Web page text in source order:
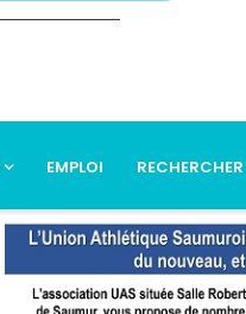
EMPLOI RECHERCHER